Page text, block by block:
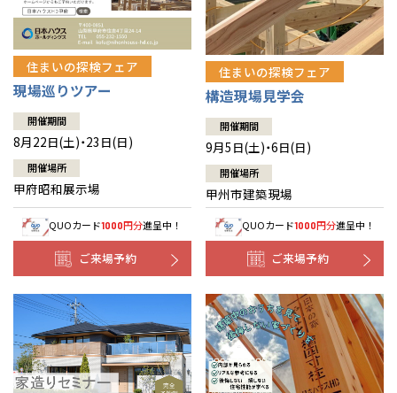
住まいの探検フェア
現場巡りツアー
開催期間
8月22日(土)・23日(日)
開催場所
甲府昭和展示場
QUOカード1000円分進呈中！
ご来場予約
住まいの探検フェア
構造現場見学会
開催期間
9月5日(土)・6日(日)
開催場所
甲州市建築現場
QUOカード1000円分進呈中！
ご来場予約